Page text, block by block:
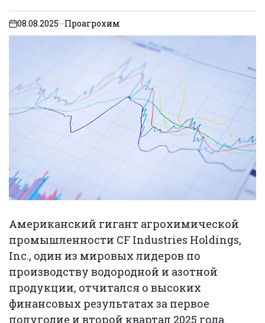
on08.08.2025 Проагрохим
Американский гигант агрохимической
промышленности CF Industries Holdings,
Inc., один из мировых лидеров по
производству водородной и азотной
продукции, отчитался о высоких
финансовых результатах за первое
полугодие и второй квартал 2025 года.